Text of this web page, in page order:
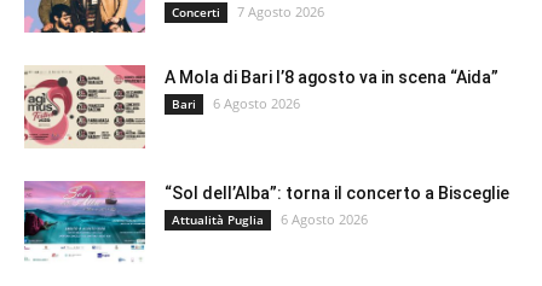
Concerti 7 Agosto 2026
A Mola di Bari l’8 agosto va in scena “Aida”
Bari 6 Agosto 2026
“Sol dell’Alba”: torna il concerto a Bisceglie
Attualità Puglia 6 Agosto 2026